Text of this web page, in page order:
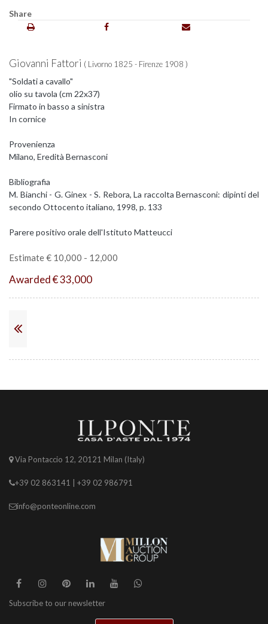
Share
Giovanni Fattori ( Livorno 1825 - Firenze 1908 )
"Soldati a cavallo"
olio su tavola (cm 22x37)
Firmato in basso a sinistra
In cornice
Provenienza
Milano, Eredità Bernasconi
Bibliografia
M. Bianchi - G. Ginex - S. Rebora, La raccolta Bernasconi: dipinti del
secondo Ottocento italiano, 1998, p. 133
Parere positivo orale dell'Istituto Matteucci
Estimate € 10,000 - 12,000
Awarded € 33,000
Via Pontaccio 12, 20121 Milan (Italy)
+39 02 863141 | +39 02 986791
info@ponteonline.com
Subscribe to our newsletter